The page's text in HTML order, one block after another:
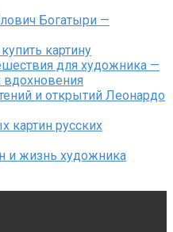
Богатыри —
картину
для художника —
вдохновения
и открытий Леонардо
картин русских
и жизнь художника